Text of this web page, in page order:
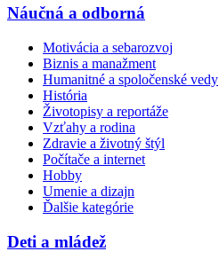
Náučná a odborná
Motivácia a sebarozvoj
Biznis a manažment
Humanitné a spoločenské vedy
História
Životopisy a reportáže
Vzťahy a rodina
Zdravie a životný štýl
Počítače a internet
Hobby
Umenie a dizajn
Ďalšie kategórie
Deti a mládež